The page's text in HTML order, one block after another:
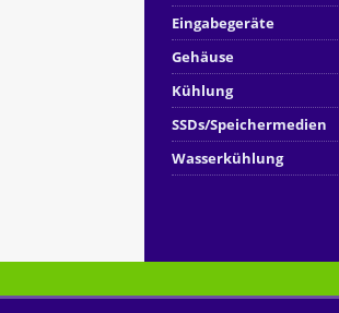
Eingabegeräte
Gehäuse
Kühlung
SSDs/Speichermedien
Wasserkühlung